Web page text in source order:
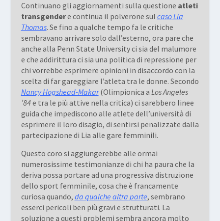
Continuano gli aggiornamenti sulla questione atleti
transgendere continua il polverone sul caso Lia
Thomas. Se fino a qualche tempo fa le critiche
sembravano arrivare solo dall’esterno, ora pare che
anche alla Penn State University ci sia del malumore
e che addirittura ci sia una politica di repressione per
chi vorrebbe esprimere opinioni in disaccordo con la
scelta di far gareggiare l’atleta tra le donne. Secondo
Nancy Hogshead-Makar(Olimpionica a Los Angeles
’84e tra le più attive nella critica) ci sarebbero linee
guida che impediscono alle atlete dell’università di
esprimere il loro disagio, di sentirsi penalizzate dalla
partecipazione di Lia alle gare femminili.
Questo coro si aggiungerebbe alle ormai
numerosissime testimonianze di chi ha paura che la
deriva possa portare ad una progressiva distruzione
dello sport femminile, cosa che è francamente
curiosa quando, da qualche altra parte, sembrano
esserci pericoli ben più gravi e strutturati. La
soluzione a questi problemi sembra ancora molto